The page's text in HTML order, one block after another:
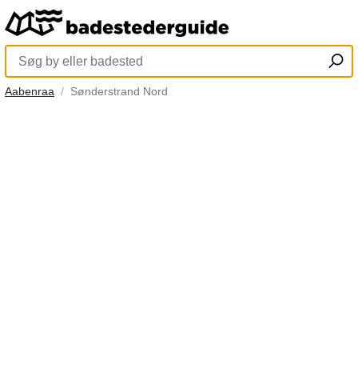
Aabenraa Sønderstrand Nord